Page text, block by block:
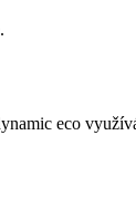
eco